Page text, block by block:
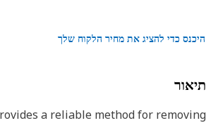
כדי להציג את מחיר הלקוח שלך
a reliable method for